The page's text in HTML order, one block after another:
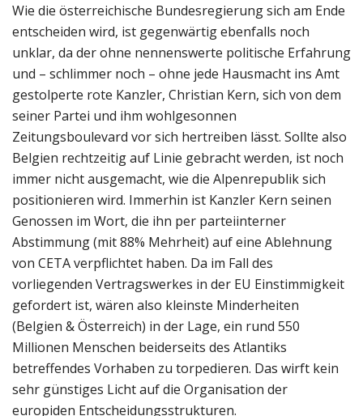
Wie die österreichische Bundesregierung sich am Ende
entscheiden wird, ist gegenwärtig ebenfalls noch
unklar, da der ohne nennenswerte politische Erfahrung
und – schlimmer noch – ohne jede Hausmacht ins Amt
gestolperte rote Kanzler, Christian Kern, sich von dem
seiner Partei und ihm wohlgesonnen
Zeitungsboulevard vor sich hertreiben lässt. Sollte also
Belgien rechtzeitig auf Linie gebracht werden, ist noch
immer nicht ausgemacht, wie die Alpenrepublik sich
positionieren wird. Immerhin ist Kanzler Kern seinen
Genossen im Wort, die ihn per parteiinterner
Abstimmung (mit 88% Mehrheit) auf eine Ablehnung
von CETA verpflichtet haben. Da im Fall des
vorliegenden Vertragswerkes in der EU Einstimmigkeit
gefordert ist, wären also kleinste Minderheiten
(Belgien & Österreich) in der Lage, ein rund 550
Millionen Menschen beiderseits des Atlantiks
betreffendes Vorhaben zu torpedieren. Das wirft kein
sehr günstiges Licht auf die Organisation der
europiden Entscheidungsstrukturen.